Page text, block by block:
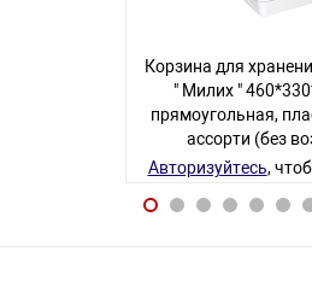
Корзина для
" Милих "
прямоугольная,
ассорти (без
Авторизуйтесь,
7